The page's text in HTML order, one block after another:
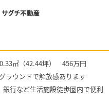
㎡（42.44坪） 456万円
ウンドで解放感あります
行など生活施設徒歩圏内で便利